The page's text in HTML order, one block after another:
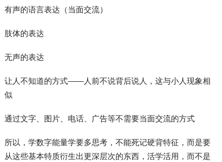
有声的语言表达（当面交流）
肢体的表达
无声的表达
让人不知道的方式——人前不说背后说人，这与小人现象相
似
通过文字、图片、电话、广告等不需要当面交流的方式
所以，学数字能量学要多思考，不能死记硬背特征，而是要
从这些基本特质衍生出更深层次的东西，活学活用，而不是